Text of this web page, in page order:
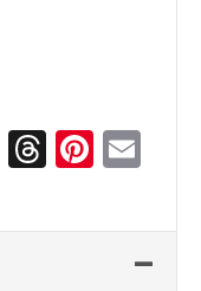
Twitter
Threads